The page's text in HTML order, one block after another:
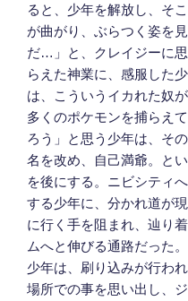
ると、少年を解放し、そ
が曲がり、ぶらつく姿を
だ…」と、クレイジーに
らえた神業に、感服した
は、こういうイカれた奴
多くのポケモンを捕らえ
ろう」と思う少年は、そ
名を改め、自己満爺。と
を後にする。ニビシティ
する少年に、分かれ道が
に行く手を阻まれ、辿り
ムへと伸びる通路だった
少年は、刷り込みが行わ
場所での事を思い出し、